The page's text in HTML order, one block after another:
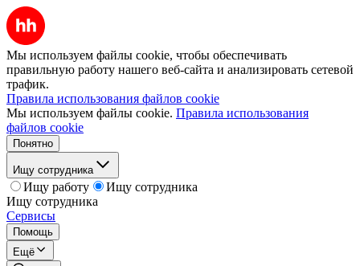
Мы используем файлы cookie, чтобы обеспечивать
правильную работу нашего веб-сайта и анализировать сетевой
трафик.
Правила использования файлов cookie
Мы используем файлы cookie. Правила использования
файлов cookie
Понятно
Ищу сотрудника
Ищу работу
Ищу сотрудника
Ищу сотрудника
Сервисы
Помощь
Ещё